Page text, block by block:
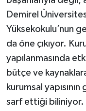
Demirel
Yüksekokulu’nun
da öne çıkıyor.
yapılanmasında
bütçe ve
kurumsal
sarf ettiği biliniyor.